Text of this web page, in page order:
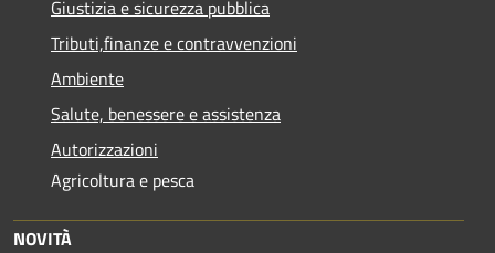
Giustizia e sicurezza pubblica
Tributi,finanze e contravvenzioni
Ambiente
Salute, benessere e assistenza
Autorizzazioni
Agricoltura e pesca
NOVITÀ